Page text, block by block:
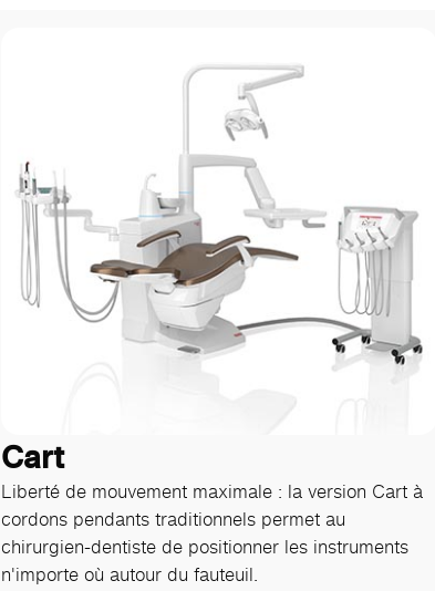
Cart
Liberté de mouvement maximale : la version Cart à
cordons pendants traditionnels permet au
chirurgien-dentiste de positionner les instruments
n'importe où autour du fauteuil.